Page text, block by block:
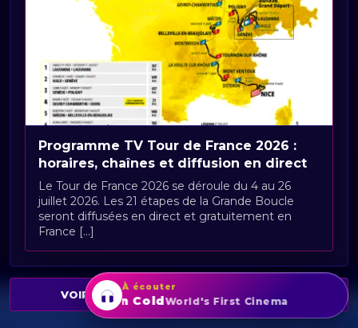
Programme TV Tour de France 2026 :
horaires, chaînes et diffusion en direct
Le Tour de France 2026 se déroule du 4 au 26
juillet 2026. Les 21 étapes de la Grande Boucle
seront diffusées en direct et gratuitement en
France [...]
VOIR TOUS LES REPLAYS RADIO SPORTS
À écouter
Red Run ColdWorld's First Cinema